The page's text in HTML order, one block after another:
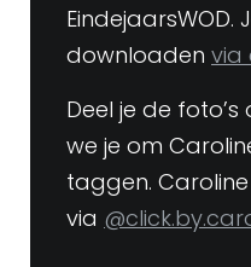
EindejaarsWOD.
downloaden via
Deel je de
we je om
taggen.
via